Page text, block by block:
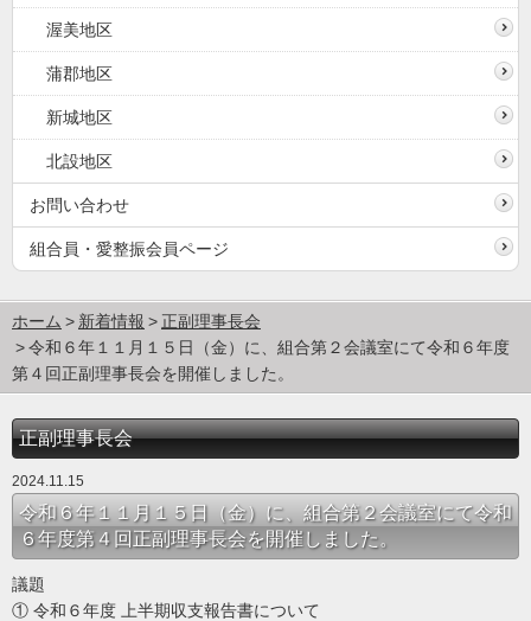
渥美地区
蒲郡地区
新城地区
北設地区
お問い合わせ
組合員・愛整振会員ページ
ホーム 新着情報
正副理事長会
令和６年１１月１５日（金）に、組合第２会議室にて令和６年度
第４回正副理事長会を開催しました。
正副理事長会
2024.11.15
令和６年１１月１５日（金）に、組合第２会議室にて令和
６年度第４回正副理事長会を開催しました。
議題
① 令和６年度 上半期収支報告書について